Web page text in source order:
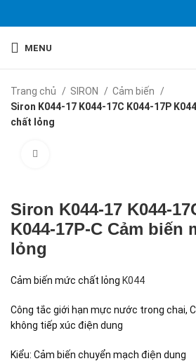
MENU
Trang chủ SIRON
Cảm biến
Siron K044-17 K044-17C K044-17P
chất lỏng
Siron K044-17 K044-
K044-17P-C Cảm biến
lỏng
Cảm biến mức chất lỏng K044
Công tắc giới hạn mực nước trong chai,
không tiếp xúc điện dung
Kiểu: Cảm biến chuyển mạch điện dung